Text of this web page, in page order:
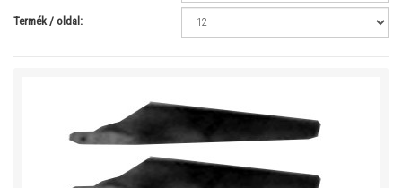
Termék / oldal: